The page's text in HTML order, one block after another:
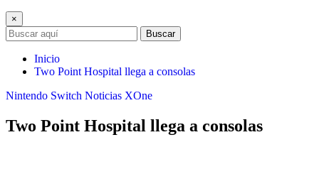
×
Buscar
Inicio
Two Point Hospital llega a consolas
Nintendo Switch Noticias XOne
Two Point Hospital llega a consolas